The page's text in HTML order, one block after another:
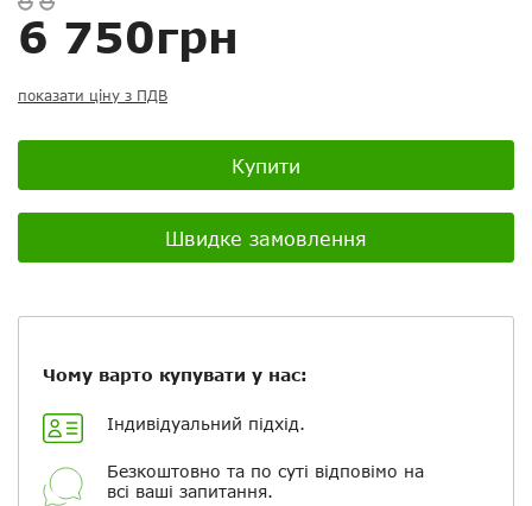
6 750грн
показати ціну з ПДВ
Купити
Швидке замовлення
Чому варто купувати у нас:
Індивідуальний підхід.
Безкоштовно та по суті відповімо на
всі ваші запитання.
Скасувати
Посилання на відео з Youtube:
Додати фотографії
+ Вибрати файли
Ваше ім'я
Скасувати Поставити запитання